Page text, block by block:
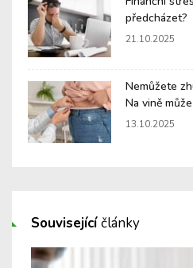
předcházet?
21.10.2025
Nemůžete
Na vině
13.10.2025
Souvisejícíčlánky